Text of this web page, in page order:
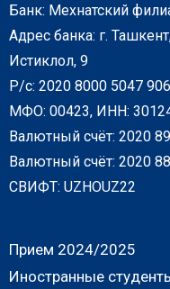
Банк: Мехнатский
Адрес банка: г.
Истиклол, 9
Р/с: 2020 8000 5047
МФО: 00423, ИНН:
Валютный счёт: 2020
Валютный счёт: 2020
СВИФТ: UZHOUZ22
Прием 2024/2025
Иностранные